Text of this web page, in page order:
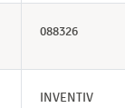
088326
INVENTIV